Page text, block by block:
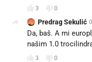
3 0
Predrag Sekulić
Da, baš. A mi
našim 1.0
3 0